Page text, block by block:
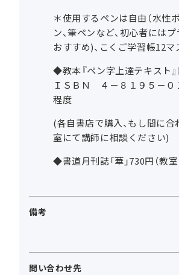
＊使用するペンは自由（水性
ン、筆ペンなど、初心者には
おすすめ)、こくご学習帳12
◆教本『ペン字上達テキスト
ＩＳＢＮ ４－８１９５－
程度
(各自書店で購入、もし間に
室にて講師に相談ください)
◆書道月刊誌「華」730円（教室
備考
問い合わせ先